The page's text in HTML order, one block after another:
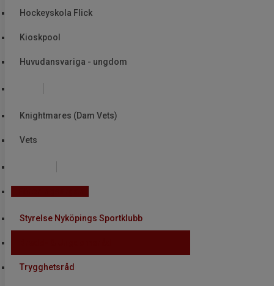
Hockeyskola Flick
Kioskpool
Huvudansvariga - ungdom
Knightmares (Dam Vets)
Vets
Styrelse Nyköpings Sportklubb
Trygghetsråd